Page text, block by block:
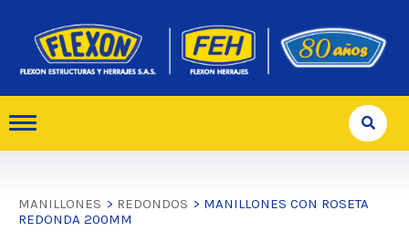
MANILLONES > REDONDOS > MANILLONES CON ROSETA
REDONDA 200MM